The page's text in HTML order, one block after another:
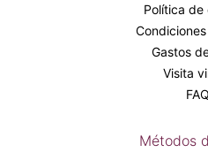
Política de
Gastos
Visita
FAQ
Métodos